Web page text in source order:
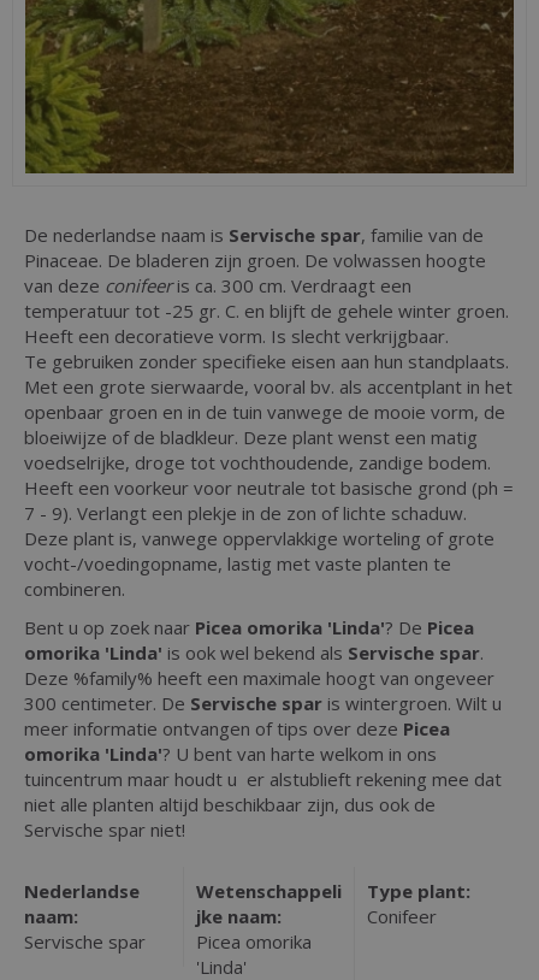
De nederlandse naam is Servische spar, familie van de
Pinaceae. De bladeren zijn groen. De volwassen hoogte
van deze conifeeris ca. 300 cm. Verdraagt een
temperatuur tot -25 gr. C. en blijft de gehele winter groen.
Heeft een decoratieve vorm. Is slecht verkrijgbaar.
Te gebruiken zonder specifieke eisen aan hun standplaats.
Met een grote sierwaarde, vooral bv. als accentplant in het
openbaar groen en in de tuin vanwege de mooie vorm, de
bloeiwijze of de bladkleur. Deze plant wenst een matig
voedselrijke, droge tot vochthoudende, zandige bodem.
Heeft een voorkeur voor neutrale tot basische grond (ph =
7 - 9). Verlangt een plekje in de zon of lichte schaduw.
Deze plant is, vanwege oppervlakkige worteling of grote
vocht-/voedingopname, lastig met vaste planten te
combineren.
Bent u op zoek naar Picea omorika 'Linda'? De Picea
omorika 'Linda' is ook wel bekend als Servische spar.
Deze %family% heeft een maximale hoogt van ongeveer
300 centimeter. De Servische spar is wintergroen. Wilt u
meer informatie ontvangen of tips over deze Picea
omorika 'Linda'? U bent van harte welkom in ons
tuincentrum maar houdt u er alstublieft rekening mee dat
niet alle planten altijd beschikbaar zijn, dus ook de
Servische spar niet!
Nederlandse
naam:
Servische spar
Wetenschappeli
jke naam:
Picea omorika
'Linda'
Type plant:
Conifeer